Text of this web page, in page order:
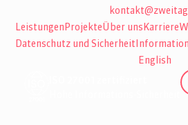
Leistungen ProjekteÜber uns Karriere
Datenschutz und Sicherheit
English